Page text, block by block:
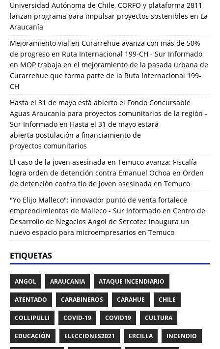
Universidad Autónoma de Chile, CORFO y plataforma 2811
lanzan programa para impulsar proyectos sostenibles en La
Araucanía
Mejoramiento vial en Curarrehue avanza con más de 50%
de progreso en Ruta Internacional 199-CH - Sur Informado
en MOP trabaja en el mejoramiento de la pasada urbana de
Curarrehue que forma parte de la Ruta Internacional 199-
CH
Hasta el 31 de mayo está abierto el Fondo Concursable
Aguas Araucanía para proyectos comunitarios de la región -
Sur Informado en Hasta el 31 de mayo estará
abierta postulación a financiamiento de
proyectos comunitarios
El caso de la joven asesinada en Temuco avanza: Fiscalía
logra orden de detención contra Emanuel Ochoa en Orden
de detención contra tío de joven asesinada en Temuco
"Yo Elijo Malleco": innovador punto de venta fortalece
emprendimientos de Malleco - Sur Informado en Centro de
Desarrollo de Negocios Angol de Sercotec inaugura un
nuevo espacio para microempresarios en Temuco
ETIQUETAS
ANGOL ARAUCANIA ATAQUE INCENDIARIO
ATENTADO CARABINEROS CARAHUE CHILE
COLLIPULLI COVID-19 COVID19 CULTURA
EDUCACIÓN ELECCIONES2021 ERCILLA INCENDIO